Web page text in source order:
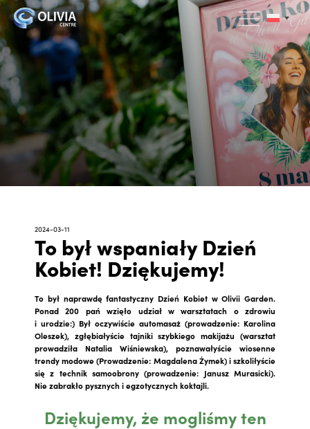
2024-03-11
To był wspaniały Dzień
Kobiet! Dziękujemy!
To był naprawdę fantastyczny Dzień Kobiet w Olivii Garden.
Ponad 200 pań wzięło udział w warsztatach o zdrowiu
i urodzie:) Był oczywiście automasaż (prowadzenie: Karolina
Oleszek), zgłębiałyście tajniki szybkiego makijażu (warsztat
prowadziła Natalia Wiśniewska), poznawałyście wiosenne
trendy modowe (Prowadzenie: Magdalena Żymek) i szkoliłyście
się z technik samoobrony (prowadzenie: Janusz Murasicki).
Nie zabrakło pysznych i egzotycznych koktajli.
Dziękujemy, że mogliśmy ten